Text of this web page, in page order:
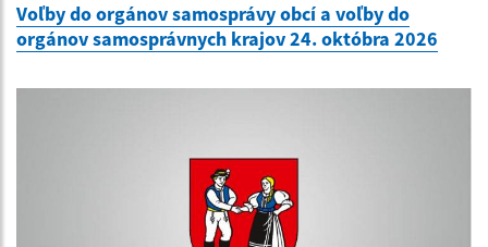
Voľby do orgánov samosprávy obcí a voľby do
orgánov samosprávnych krajov 24. októbra 2026